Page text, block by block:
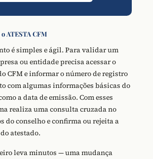
ATESTA CFM
é simples e ágil. Para validar um
ou entidade precisa acessar o
CFM e informar o número de registro
com algumas informações básicas do
a data de emissão. Com esses
realiza uma consulta cruzada no
do conselho e confirma ou rejeita a
atestado.
leva minutos — uma mudança